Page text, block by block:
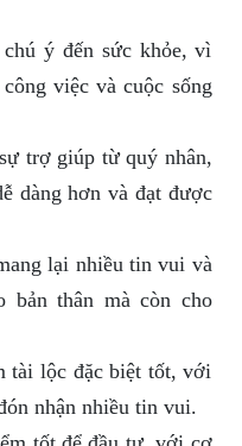
ý đến sức khỏe, vì
việc và cuộc sống
trợ giúp từ quý nhân,
dàng hơn và đạt được
lại nhiều tin vui và
bản thân mà còn cho
tài lộc đặc biệt tốt, với
nhận nhiều tin vui.